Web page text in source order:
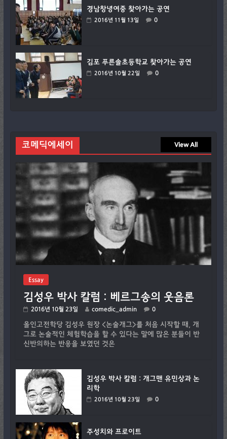
경남창녕여중 찾아가는 공연
2016년 11월 13일 0
김포 푸른솔초등학교 찾아가는 공연
2016년 10월 22일 0
코메딕에세이 View All
Essay
김성우 박사 칼럼 : 베르그송의 웃음론
2016년 10월 23일 comedic_admin 0
올인고전학당 김성우 원장 <논술개그>를 처음 시작할 때, 개
그로 논술적인 체험학습을 할 수 있다는 말에 많은 분들이 반
신반의하는 반응을 보였던 것은
김성우 박사 칼럼 : 개그맨 유민상과 논
리학
2016년 10월 23일 0
주성치와 프로이트